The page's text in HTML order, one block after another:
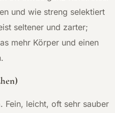
und wie streng selektiert
seltener und zarter;
mehr Körper und einen
. Fein, leicht, oft sehr sauber